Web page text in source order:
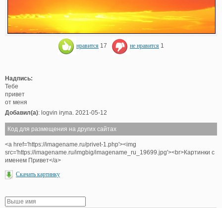
нравится 17 не нравится 1
Надпись:
Тебе
привет
от меня
Добавил(а): logvin iryna. 2021-05-12
Код для размещения на других сайтах
<a href='https://imagename.ru/privet-1.php'><img
src='https://imagename.ru/imgbig/imagename_ru_19699.jpg'><br>Картинки с
именем Привет</a>
Скачать картинку